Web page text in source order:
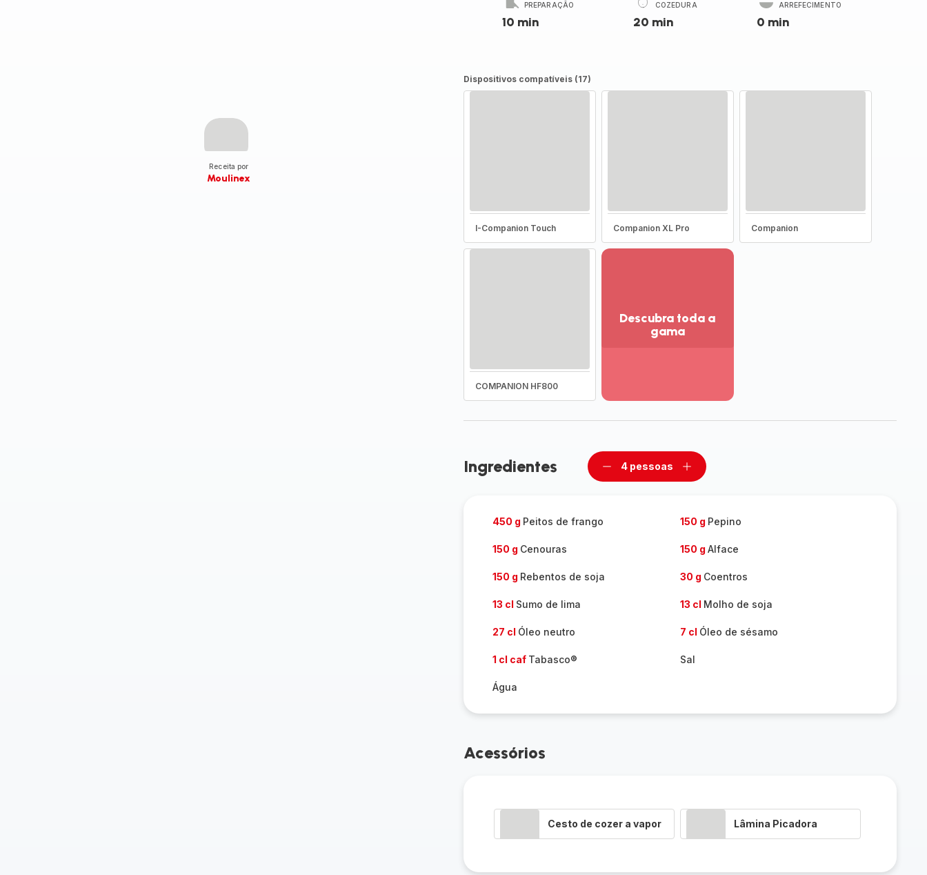
Receita por
Moulinex
PREPARAÇÃO
10 min
COZEDURA
20 min
ARREFECIMENTO
0 min
Dispositivos compatíveis (17)
I-Companion Touch Companion XL Pro Companion
COMPANION HF800
Descubra toda a
gama
Descubra
-
Ingredientes
Remover
4 pessoas
Adicionar
450 g Peitos de frango 150 g Pepino
150 g Cenouras 150 g Alface
150 g Rebentos de soja 30 g Coentros
13 cl Sumo de lima 13 cl Molho de soja
27 cl Óleo neutro 7 cl Óleo de sésamo
1 cl caf Tabasco® Sal
Água
Acessórios
Cesto de cozer a vapor Lâmina Picadora